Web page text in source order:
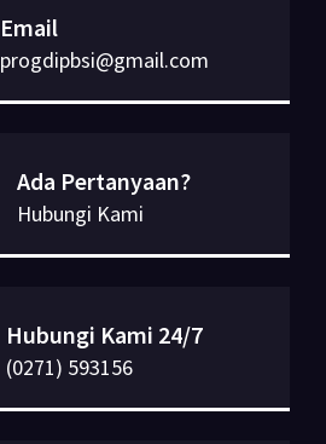
Email
progdipbsi@gmail.com
Ada Pertanyaan?
Hubungi Kami
Hubungi Kami 24/7
(0271) 593156